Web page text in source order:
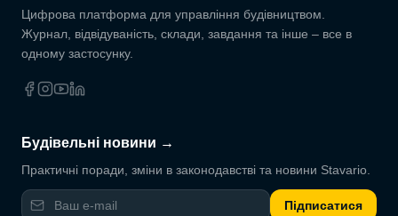
Цифрова платформа для управління будівництвом.
Журнал, відвідуваність, склади, завдання та інше – все в
одному застосунку.
Будівельні новини →
Практичні поради, зміни в законодавстві та новини Stavario.
Підписатися